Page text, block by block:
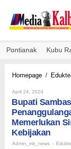
content
Pontianak Kubu
Homepage /
April 24, 2024
Bupati
Memerlukan
Kebijakan
Admin_mk_news -